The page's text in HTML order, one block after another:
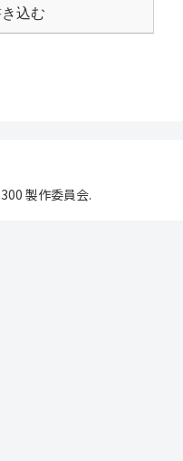
込む
製作委員会.